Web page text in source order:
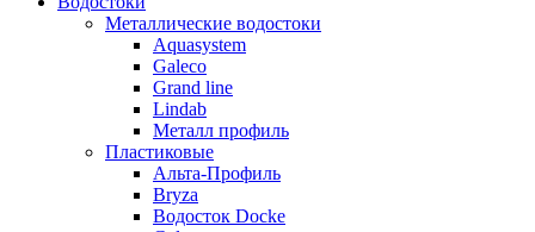
Металлические водостоки
Aquasystem
Galeco
Grand line
Lindab
Металл профиль
Пластиковые
Альта-Профиль
Bryza
Водосток Docke